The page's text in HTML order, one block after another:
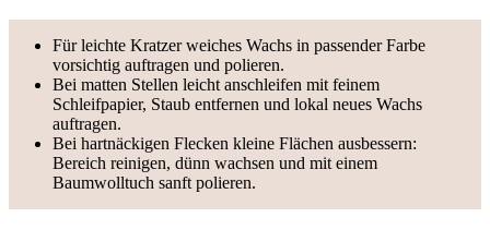
Für leichte Kratzer weiches Wachs in passender Farbe
vorsichtig auftragen und polieren.
Bei matten Stellen leicht anschleifen mit feinem
Schleifpapier, Staub entfernen und lokal neues Wachs
auftragen.
Bei hartnäckigen Flecken kleine Flächen ausbessern:
Bereich reinigen, dünn wachsen und mit einem
Baumwolltuch sanft polieren.